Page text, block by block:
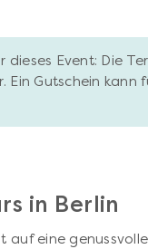
dieses Event: Die
Ein Gutschein kann
in Berlin
auf eine